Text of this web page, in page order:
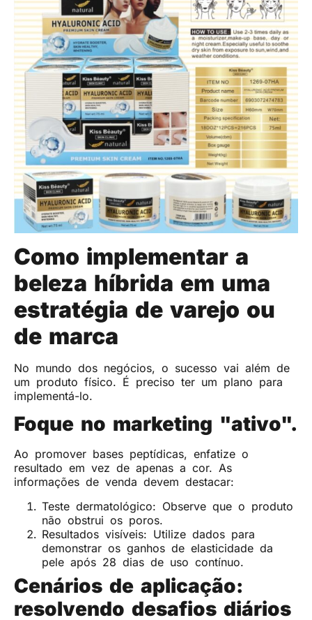
Como implementar a
beleza híbrida em uma
estratégia de varejo ou
de marca
No mundo dos negócios, o sucesso vai além de
um produto físico. É preciso ter um plano para
implementá-lo.
Foque no marketing "ativo".
Ao promover bases peptídicas, enfatize o
resultado em vez de apenas a cor. As
informações de venda devem destacar:
Teste dermatológico: Observe que o produto
não obstrui os poros.
Resultados visíveis: Utilize dados para
demonstrar os ganhos de elasticidade da
pele após 28 dias de uso contínuo.
Cenários de aplicação:
resolvendo desafios diários